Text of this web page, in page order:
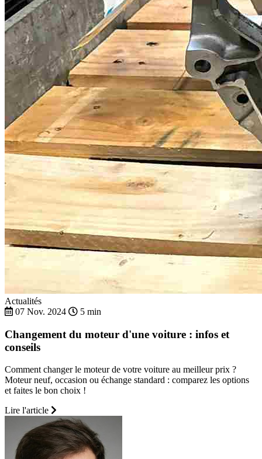
Actualités
07 Nov. 2024
5 min
Changement du moteur d'une voiture : infos et
conseils
Comment changer le moteur de votre voiture au meilleur prix ?
Moteur neuf, occasion ou échange standard : comparez les options
et faites le bon choix !
Lire l'article